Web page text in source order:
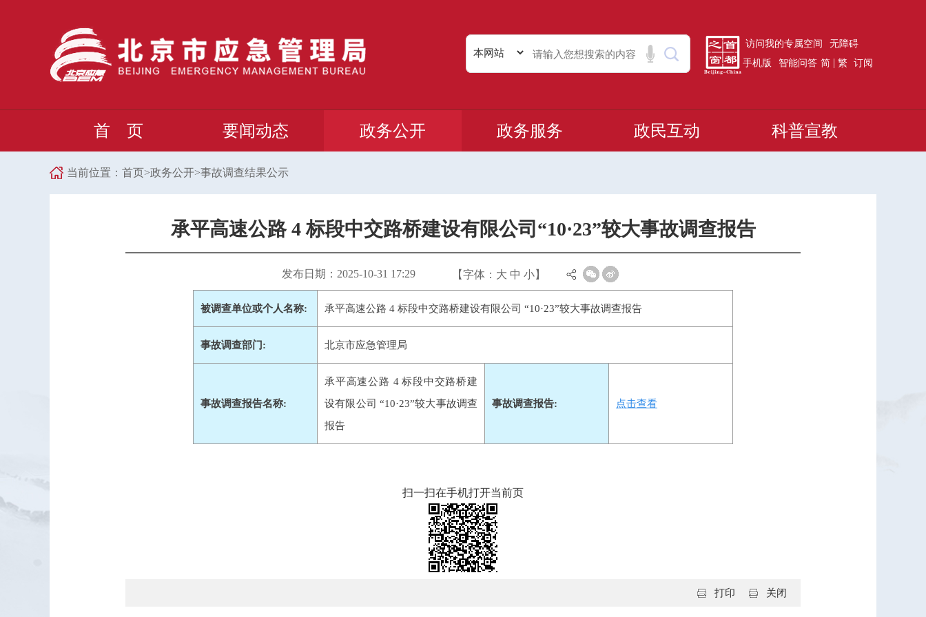
访问我的专属空间
无障碍
手机版
智能问答 简 | 繁 订阅
首 页 要闻动态 政务公开 政务服务 政民互动 科普宣教
当前位置： 首页>政务公开>事故调查结果公示
承平高速公路 4 标段中交路桥建设有限公司“10·23”较大事故调查报告
发布日期：2025-10-31 17:29 【字体： 大 中 小】
被调查单位或个人名称: 承平高速公路 4 标段中交路桥建设有限公司 “10·23”较大事故调查报告
事故调查部门: 北京市应急管理局
事故调查报告名称:
承平高速公路 4 标段中交路桥建
设有限公司 “10·23”较大事故调查
报告
事故调查报告: 点击查看
扫一扫在手机打开当前页
关闭
打印